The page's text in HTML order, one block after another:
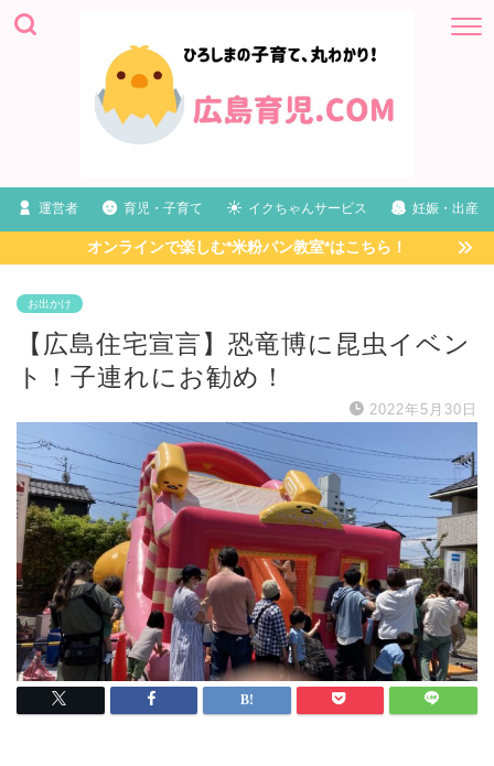
運営者 育児・子育て イクちゃんサービス 妊娠・出産
オンラインで楽しむ*米粉パン教室*はこちら！
お出かけ
【広島住宅宣言】恐竜博に昆虫イベン
ト！子連れにお勧め！
2022年5月30日